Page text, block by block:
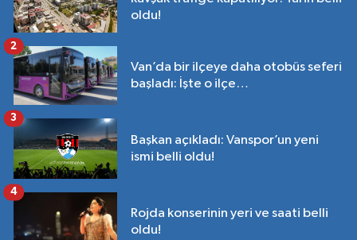
oldu!
Van’da bir ilçeye daha otobüs seferi
başladı: İşte o ilçe…
2
Başkan açıkladı: Vanspor’un yeni
ismi belli oldu!
3
Rojda konserinin yeri ve saati belli
oldu!
4